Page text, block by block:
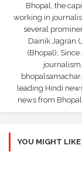
Bhopal, the
working in
several
Dainik Jagran
(Bhopal);
leading Hindi
news from
YOU MIGHT LIKE